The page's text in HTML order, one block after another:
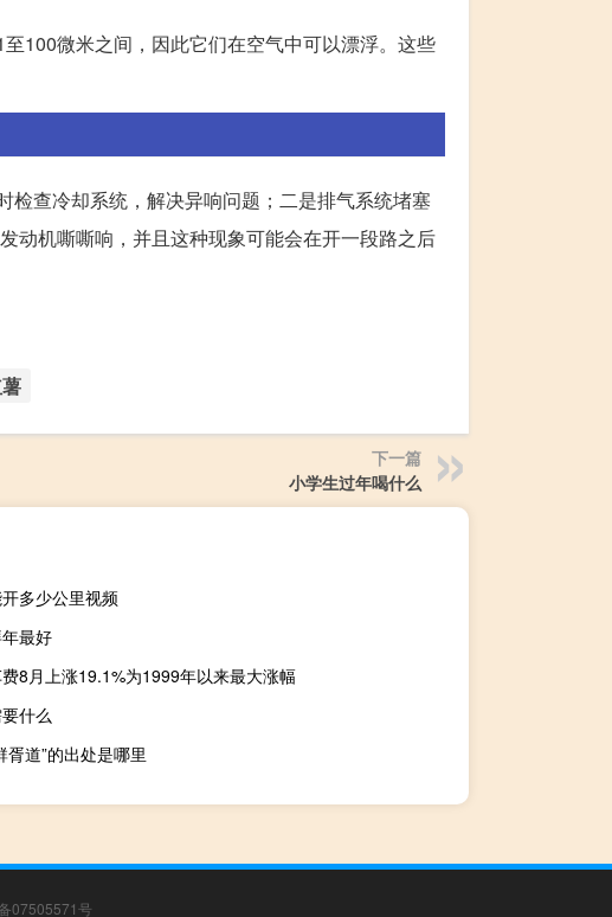
100微米之间，因此它们在空气中可以漂浮。这些
查冷却系统，解决异响问题；二是排气系统堵塞
动机嘶嘶响，并且这种现象可能会在开一段路之后
下一篇
小学生过年喝什么
多少公里视频
最好
8月上涨19.1%为1999年以来最大涨幅
什么
胥道”的出处是哪里
07505571号